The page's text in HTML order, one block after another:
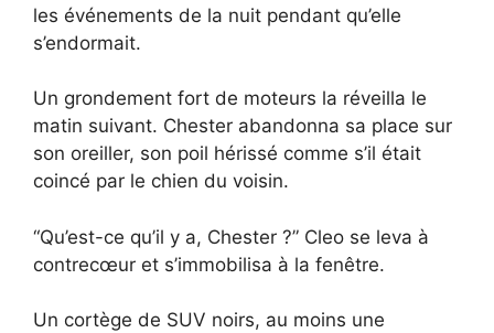
les événements de la nuit pendant qu’elle
s’endormait.
Un grondement fort de moteurs la réveilla le
matin suivant. Chester abandonna sa place sur
son oreiller, son poil hérissé comme s’il était
coincé par le chien du voisin.
“Qu’est-ce qu’il y a, Chester ?” Cleo se leva à
contrecœur et s’immobilisa à la fenêtre.
Un cortège de SUV noirs, au moins une